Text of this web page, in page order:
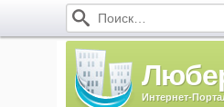
Интернет-